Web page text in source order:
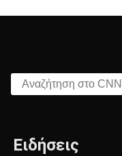
Αναζήτηση στο CNN.gr
Ειδήσεις